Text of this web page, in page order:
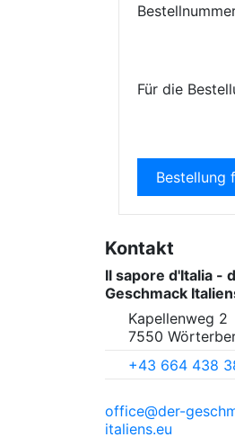
Für die
Bestellung
Kontakt
Il sapore d'Italia -
Geschmack
Kapellenweg 2
7550
+43 664 438
office@der-
italiens.eu